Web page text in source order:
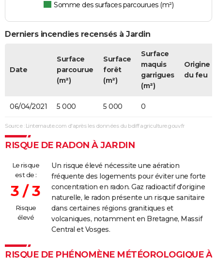
Somme des surfaces parcourues (m²)
Derniers incendies recensés à Jardin
Date
Surface
parcourue
(m²)
Surface
forêt
(m²)
Surface
maquis
garrigues
(m²)
Origine
du feu
06/04/2021 5 000 5 000 0
Source : Linternaute.com d'après les données du bdiff.agriculture.gouv.fr
RISQUE DE RADON À JARDIN
Le risque
est de :
3 / 3
Risque
élevé
Un risque élevé nécessite une aération
fréquente des logements pour éviter une forte
concentration en radon. Gaz radioactif d'origine
naturelle, le radon présente un risque sanitaire
dans certaines régions granitiques et
volcaniques, notamment en Bretagne, Massif
Central et Vosges.
RISQUE DE PHÉNOMÈNE MÉTÉOROLOGIQUE À